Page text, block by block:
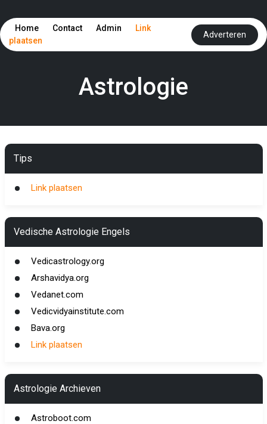
Home Contact Admin
Link
plaatsen
Adverteren
Astrologie
Tips
Link plaatsen
Vedische Astrologie Engels
Vedicastrology.org
Arshavidya.org
Vedanet.com
Vedicvidyainstitute.com
Bava.org
Link plaatsen
Astrologie Archieven
Astroboot.com